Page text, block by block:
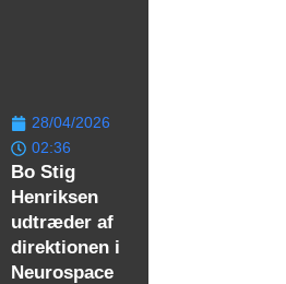
28/04/2026
02:36
Bo Stig
Henriksen
udtræder af
direktionen i
Neurospace